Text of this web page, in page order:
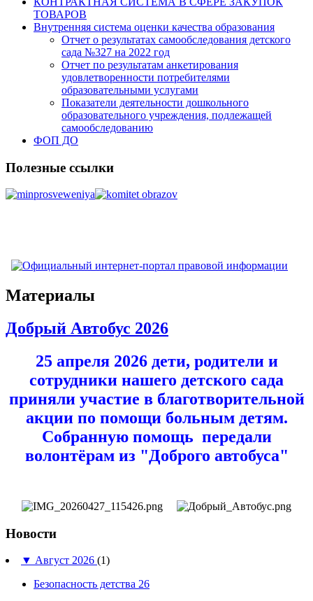
ТОВАРОВ
Внутренняя система оценки качества образования
Отчет о результатах самообследования детского
сада №327 на 2022 год
Отчет по результатам анкетирования
удовлетворенности потребителями
образовательными услугами
Показатели деятельности дошкольного
образовательного учреждения, подлежащей
самообследованию
ФОП ДО
Полезные ссылки
Материалы
Добрый Автобус 2026
25 апреля 2026 дети, родители и
сотрудники нашего детского сада
приняли участие в благотворительной
акции по помощи больным детям.
Собранную помощь передали
волонтёрам из "Доброго автобуса"
Новости
▼ Август 2026 (1)
Безопасность детства 26